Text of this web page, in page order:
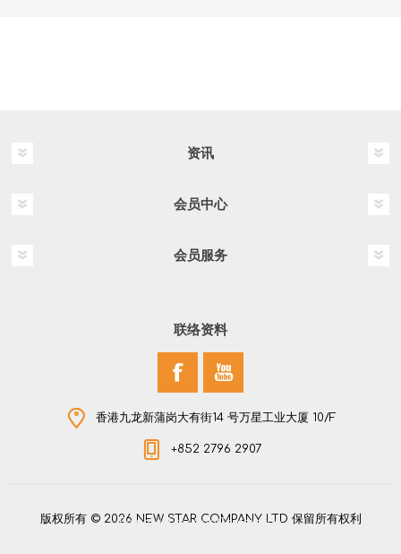
资讯
会员中心
会员服务
联络资料
香港九龙新蒲岗大有街14 号万星工业大厦 10/F
+852 2796 2907
版权所有 © 2026 NEW STAR COMPANY LTD 保留所有权利
Powered bynopCommerce